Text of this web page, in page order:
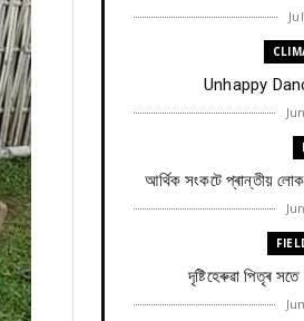
Unhappy
আৰ্থিক সংকটে প্ৰান্তীয়
দৃষ্টিহেৰুৱা পিতৃৰ